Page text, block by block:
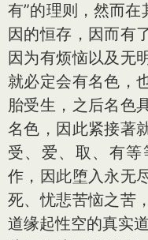
有”的理则，然而在
因的恒存，因而有
因为有烦恼以及无
就必定会有名色，
胎受生，之后名色
名色，因此紧接著
受、爱、取、有
作，因此堕入永无
死、忧悲苦恼之苦
道缘起性空的真实